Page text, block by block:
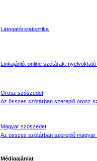
Látogatói statisztika
Linkajánló: online szótárak, nyelvoktató
Orosz szószedet
Az összes szótárban szereplő orosz
Magyar szószedet
Az összes szótárban szereplő magyar
Médiaajánlat